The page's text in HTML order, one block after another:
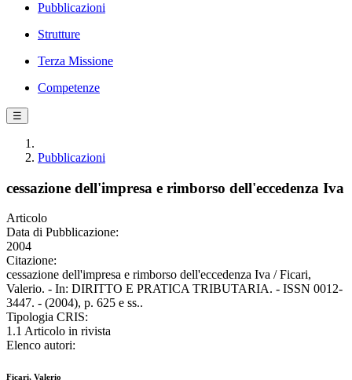
Pubblicazioni
Strutture
Terza Missione
Competenze
☰
Pubblicazioni
cessazione dell'impresa e rimborso dell'eccedenza Iva
Articolo
Data di Pubblicazione:
2004
Citazione:
cessazione dell'impresa e rimborso dell'eccedenza Iva / Ficari,
Valerio. - In: DIRITTO E PRATICA TRIBUTARIA. - ISSN 0012-
3447. - (2004), p. 625 e ss..
Tipologia CRIS:
1.1 Articolo in rivista
Elenco autori:
Ficari, Valerio